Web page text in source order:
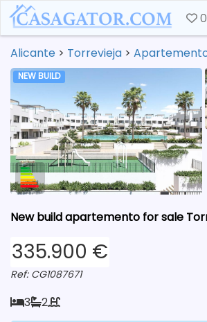
0
Alicante > Torrevieja >
NEW BUILD
New build apartemento for sale
335.900 €
Ref: CG1087671
3 2